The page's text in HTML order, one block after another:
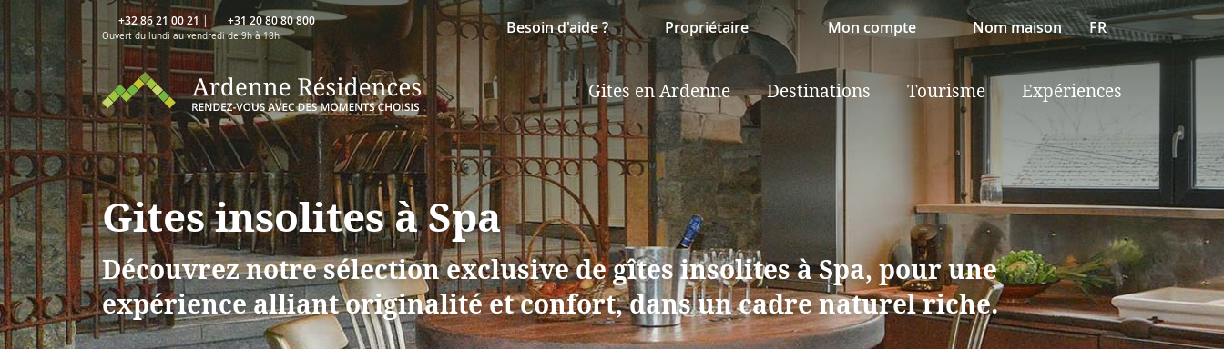
+32 86 21 00 21 | +31 20 80 80 800
Ouvert du lundi au vendredi de 9h à 18h Besoin d'aide ? Propriétaire Mon compte Nom maison FR
Gites en Ardenne Destinations Tourisme Expériences
Gites insolites à Spa
Découvrez notre sélection exclusive de gîtes insolites à Spa, pour une
expérience alliant originalité et confort, dans un cadre naturel riche.